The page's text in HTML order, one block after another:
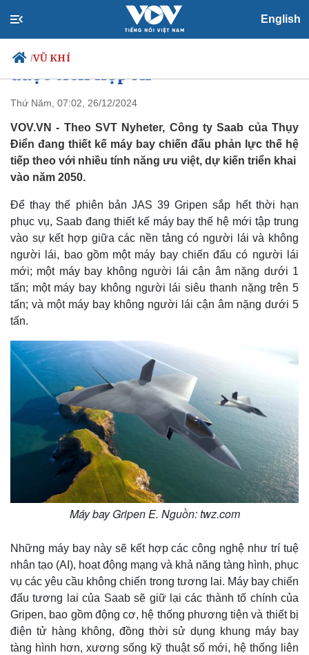
English
/VŨ KHÍ
Chính trị
Đảng
Tổ chức nhân sự
Quốc hội
Xã hội
Tin 24h
Dự báo thời tiết
Việc làm
Biển đảo
Chiến đấu cơ Gripen thế hệ tiếp
theo có thể phối hợp với UAV,
được tích hợp AI
Thứ Năm, 07:02, 26/12/2024
VOV.VN - Theo SVT Nyheter, Công ty Saab của Thụy
Điển đang thiết kế máy bay chiến đấu phản lực thế hệ
tiếp theo với nhiều tính năng ưu việt, dự kiến triển khai ​​
vào năm 2050.
Để thay thế phiên bản JAS 39 Gripen sắp hết thời hạn
phục vụ, Saab đang thiết kế máy bay thế hệ mới tập trung
vào sự kết hợp giữa các nền tảng có người lái và không
người lái, bao gồm một máy bay chiến đấu có người lái
mới; một máy bay không người lái cận âm nặng dưới 1
tấn; một máy bay không người lái siêu thanh nặng trên 5
tấn; và một máy bay không người lái cận âm nặng dưới 5
tấn.
Máy bay Gripen E. Nguồn: twz.com
Những máy bay này sẽ kết hợp các công nghệ như trí tuệ
nhân tạo (AI), hoạt động mạng và khả năng tàng hình, phục
vụ các yêu cầu không chiến trong tương lai. Máy bay chiến
đấu tương lai của Saab sẽ giữ lại các thành tố chính của
Gripen, bao gồm động cơ, hệ thống phương tiện và thiết bị
điện tử hàng không, đồng thời sử dụng khung máy bay
tàng hình hơn, xương sống kỹ thuật số mới, hệ thống liên